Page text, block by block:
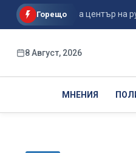
Горещо
поразиха център на
8 Август, 2026
МНЕНИЯ